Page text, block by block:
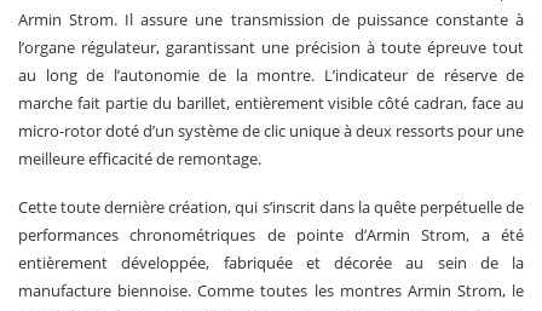
Armin Strom. Il assure une transmission de puissance constante à
l’organe régulateur, garantissant une précision à toute épreuve tout
au long de l’autonomie de la montre. L’indicateur de réserve de
marche fait partie du barillet, entièrement visible côté cadran, face au
micro-rotor doté d’un système de clic unique à deux ressorts pour une
meilleure efficacité de remontage.
Cette toute dernière création, qui s’inscrit dans la quête perpétuelle de
performances chronométriques de pointe d’Armin Strom, a été
entièrement développée, fabriquée et décorée au sein de la
manufacture biennoise. Comme toutes les montres Armin Strom, le